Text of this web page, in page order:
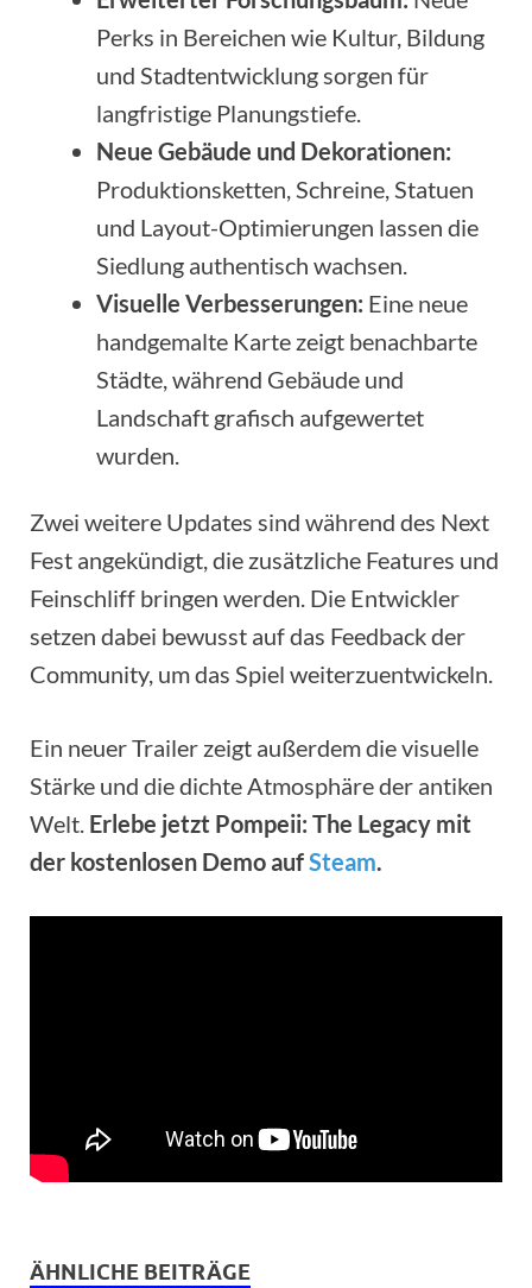
Perks in Bereichen wie Kultur, Bildung
und Stadtentwicklung sorgen für
langfristige Planungstiefe.
Neue Gebäude und Dekorationen:
Produktionsketten, Schreine, Statuen
und Layout-Optimierungen lassen die
Siedlung authentisch wachsen.
Visuelle Verbesserungen: Eine neue
handgemalte Karte zeigt benachbarte
Städte, während Gebäude und
Landschaft grafisch aufgewertet
wurden.
Zwei weitere Updates sind während des Next
Fest angekündigt, die zusätzliche Features und
Feinschliff bringen werden. Die Entwickler
setzen dabei bewusst auf das Feedback der
Community, um das Spiel weiterzuentwickeln.
Ein neuer Trailer zeigt außerdem die visuelle
Stärke und die dichte Atmosphäre der antiken
Welt. Erlebe jetzt Pompeii: The Legacy mit
der kostenlosen Demo aufSteam.
ÄHNLICHE BEITRÄGE